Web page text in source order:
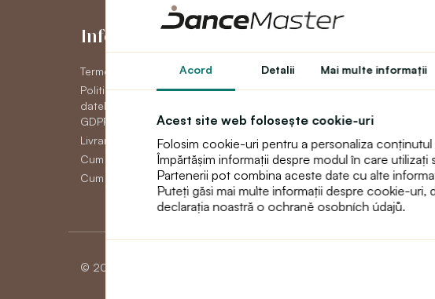
Acord Detalii Mai multe informaţii
Acest site web folosește cookie-uri
Folosim cookie-uri pentru a personaliza
Împărtășim informații despre modul în care
Partenerii pot combina aceste date cu alte
Puteți găsi mai multe informații despre cookie-
declarația noastră o ochraně osobních údajů.
Informaţii
Termeni și condiții generale
Politica de confidențial a
datelor cu caracter personal
GDPR
Livrare
Cum să plătească
Cum să faci un retur
Contul meu
Istoric comenzi
© 2026 Dancemaster